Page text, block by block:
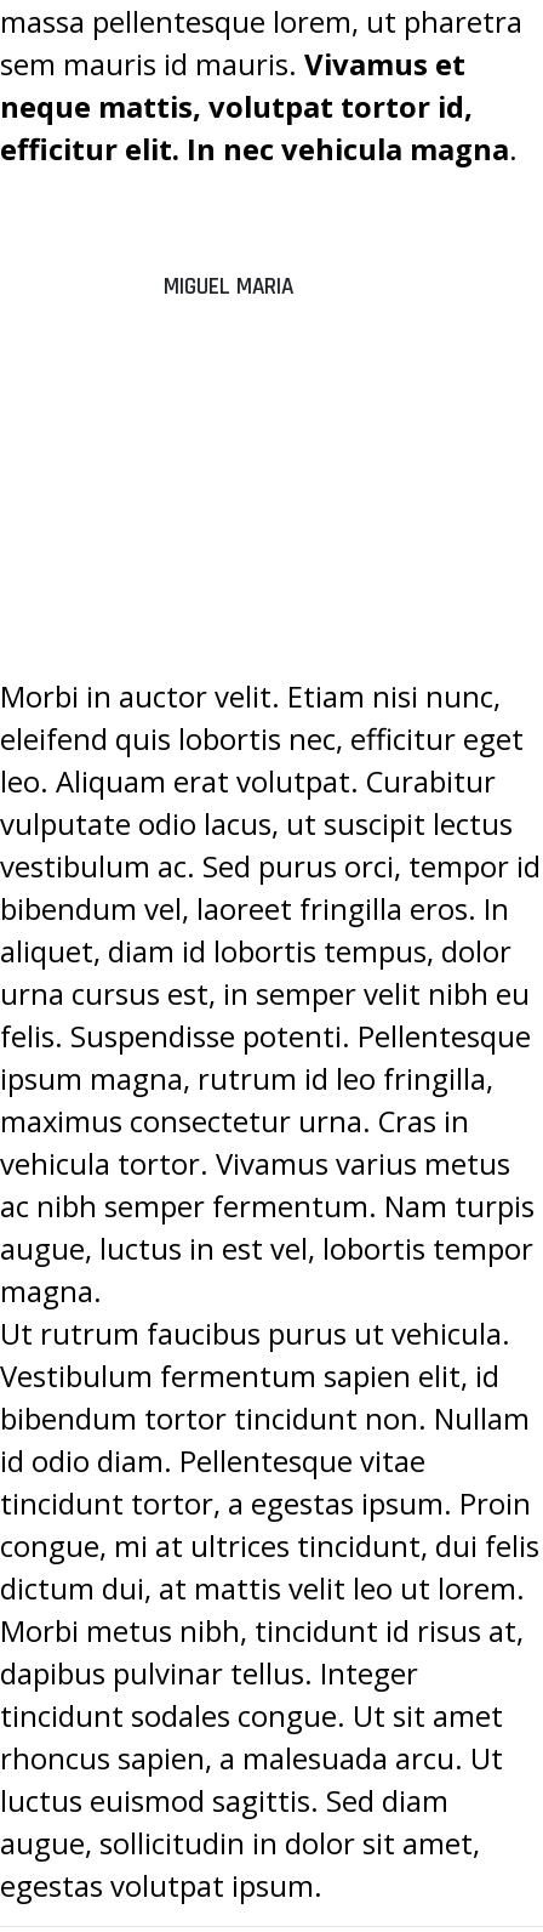
massa pellentesque lorem, ut pharetra
sem mauris id mauris. Vivamus et
neque mattis, volutpat tortor id,
efficitur elit. In nec vehicula magna.
MIGUEL MARIA
Morbi in auctor velit. Etiam nisi nunc,
eleifend quis lobortis nec, efficitur eget
leo. Aliquam erat volutpat. Curabitur
vulputate odio lacus, ut suscipit lectus
vestibulum ac. Sed purus orci, tempor id
bibendum vel, laoreet fringilla eros. In
aliquet, diam id lobortis tempus, dolor
urna cursus est, in semper velit nibh eu
felis. Suspendisse potenti. Pellentesque
ipsum magna, rutrum id leo fringilla,
maximus consectetur urna. Cras in
vehicula tortor. Vivamus varius metus
ac nibh semper fermentum. Nam turpis
augue, luctus in est vel, lobortis tempor
magna.
Ut rutrum faucibus purus ut vehicula.
Vestibulum fermentum sapien elit, id
bibendum tortor tincidunt non. Nullam
id odio diam. Pellentesque vitae
tincidunt tortor, a egestas ipsum. Proin
congue, mi at ultrices tincidunt, dui felis
dictum dui, at mattis velit leo ut lorem.
Morbi metus nibh, tincidunt id risus at,
dapibus pulvinar tellus. Integer
tincidunt sodales congue. Ut sit amet
rhoncus sapien, a malesuada arcu. Ut
luctus euismod sagittis. Sed diam
augue, sollicitudin in dolor sit amet,
egestas volutpat ipsum.